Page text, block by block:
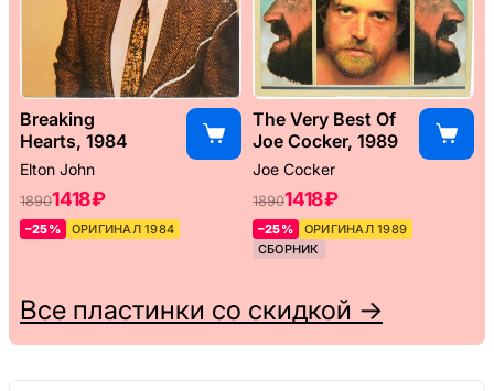
Breaking
Hearts, 1984
Elton John
18901418 ₽
–25% ОРИГИНАЛ 1984
The Very Best Of
Joe Cocker, 1989
Joe Cocker
18901418 ₽
–25%
ОРИГИНАЛ 1989
СБОРНИК
Все пластинки со скидкой →